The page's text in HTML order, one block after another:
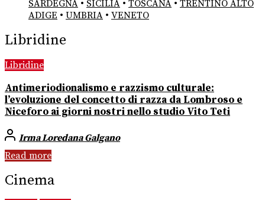
SARDEGNA • SICILIA • TOSCANA • TRENTINO ALTO
ADIGE • UMBRIA • VENETO
Libridine
Libridine
Antimeriodionalismo e razzismo culturale:
l’evoluzione del concetto di razza da Lombroso e
Niceforo ai giorni nostri nello studio Vito Teti
Irma Loredana Galgano
Read more
Cinema